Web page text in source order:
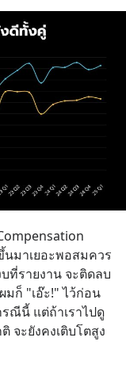
นมาเยอะพอสมควร
ที่รายงาน จะติดลบ
มก็ "เอ๊ะ!" ไว้ก่อน
รณีนี้ แต่ถ้าเราไปดู
จะยังคงเติบโตสูง